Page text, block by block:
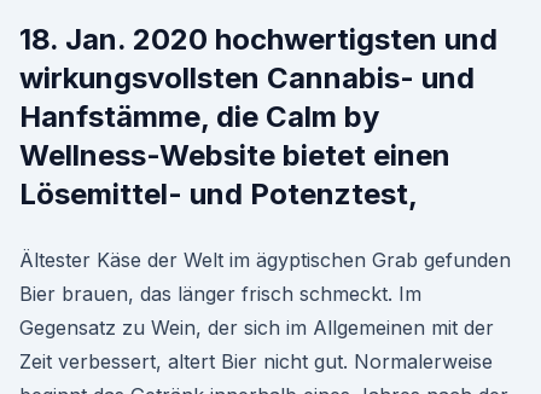
18. Jan. 2020 hochwertigsten und
wirkungsvollsten Cannabis- und
Hanfstämme, die Calm by
Wellness-Website bietet einen
Lösemittel- und Potenztest,
Ältester Käse der Welt im ägyptischen Grab gefunden
Bier brauen, das länger frisch schmeckt. Im
Gegensatz zu Wein, der sich im Allgemeinen mit der
Zeit verbessert, altert Bier nicht gut. Normalerweise